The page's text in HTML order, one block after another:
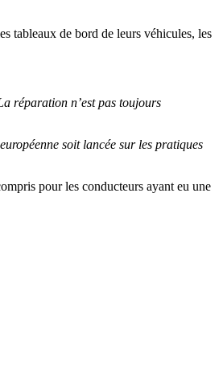
tableaux de bord de leurs véhicules, les
réparation n’est pas toujours
soit lancée sur les pratiques
pour les conducteurs ayant eu une